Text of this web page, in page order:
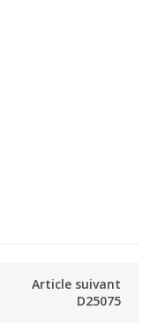
Article suivant
D25075